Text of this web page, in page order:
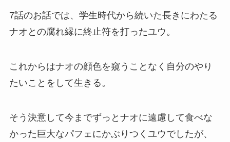
7話のお話では、学生時代から続いた長きにわたる
ナオとの腐れ縁に終止符を打ったユウ。
これからはナオの顔色を窺うことなく自分のやり
たいことをして生きる。
そう決意して今までずっとナオに遠慮して食べな
かった巨大なパフェにかぶりつくユウでしたが、